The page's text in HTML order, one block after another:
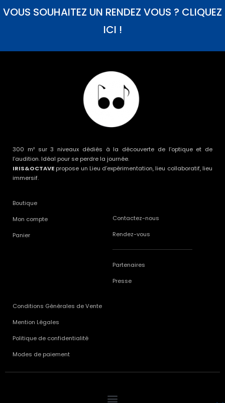
VOUS SOUHAITEZ UN RENDEZ VOUS ? CLIQUEZ
ICI !
300 m² sur 3 niveaux dédiés à la découverte de l’optique et de
l’audition. Idéal pour se perdre la journée.
IRIS&OCTAVE propose un Lieu d’expérimentation, lieu collaboratif, lieu
immersif.
Boutique
Mon compte
Panier
Contactez-nous
Rendez-vous
Partenaires
Presse
Conditions Générales de Vente
Mention Légales
Politique de confidentialité
Modes de paiement